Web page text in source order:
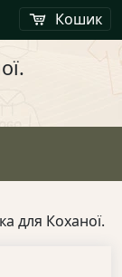
Кошик
для Коханої.